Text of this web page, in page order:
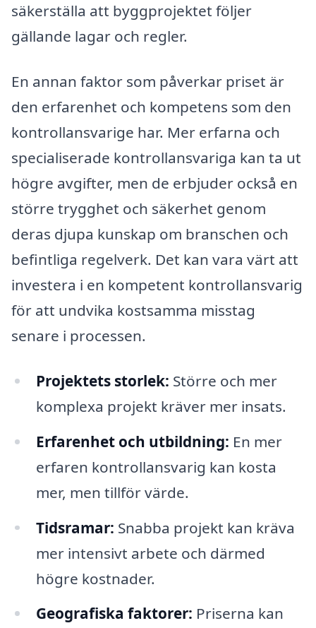
säkerställa att byggprojektet följer
gällande lagar och regler.
En annan faktor som påverkar priset är
den erfarenhet och kompetens som den
kontrollansvarige har. Mer erfarna och
specialiserade kontrollansvariga kan ta ut
högre avgifter, men de erbjuder också en
större trygghet och säkerhet genom
deras djupa kunskap om branschen och
befintliga regelverk. Det kan vara värt att
investera i en kompetent kontrollansvarig
för att undvika kostsamma misstag
senare i processen.
Projektets storlek: Större och mer
komplexa projekt kräver mer insats.
Erfarenhet och utbildning: En mer
erfaren kontrollansvarig kan kosta
mer, men tillför värde.
Tidsramar: Snabba projekt kan kräva
mer intensivt arbete och därmed
högre kostnader.
Geografiska faktorer: Priserna kan